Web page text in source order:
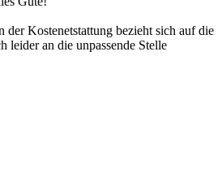
der Kostenetstattung bezieht sich auf die
leider an die unpassende Stelle